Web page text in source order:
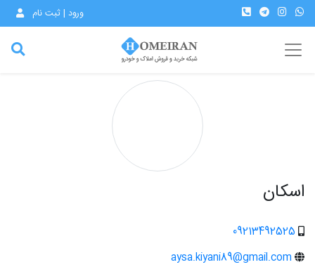
ورود | ثبت نام
اسکان
09213492525
aysa.kiyani89@gmail.com